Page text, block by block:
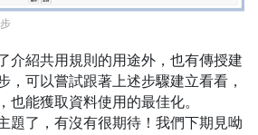
介紹共用規則的用途外，也有傳授建
，可以嘗試跟著上述步驟建立看看，
也能獲取資料使用的最佳化。
題了，有沒有很期待！我們下期見呦